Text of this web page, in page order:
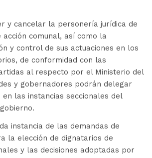
y cancelar la personería jurídica de
acción comunal, así como la
y control de sus actuaciones en los
de conformidad con las
al respecto por el Ministerio del
y gobernadores podrán delegar
las instancias seccionales del
instancia de las demandas de
la elección de dignatarios de
y las decisiones adoptadas por